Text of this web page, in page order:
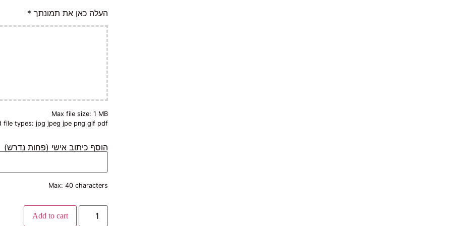
העלה כאן את תמונתך *
Max file size: 1 MB
file types: jpg jpeg jpe png gif pdf
הוסף כיתוב אישי (פחות נדרש)
Max: 40 characters
Add to cart